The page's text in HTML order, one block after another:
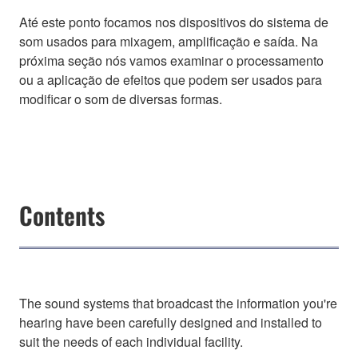
Até este ponto focamos nos dispositivos do sistema de
som usados para mixagem, amplificação e saída. Na
próxima seção nós vamos examinar o processamento
ou a aplicação de efeitos que podem ser usados para
modificar o som de diversas formas.
Contents
The sound systems that broadcast the information you're
hearing have been carefully designed and installed to
suit the needs of each individual facility.